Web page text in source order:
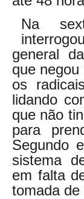
Na
general
que
os
lidando
que não
para
Segundo
sistema
em falta
tomada de